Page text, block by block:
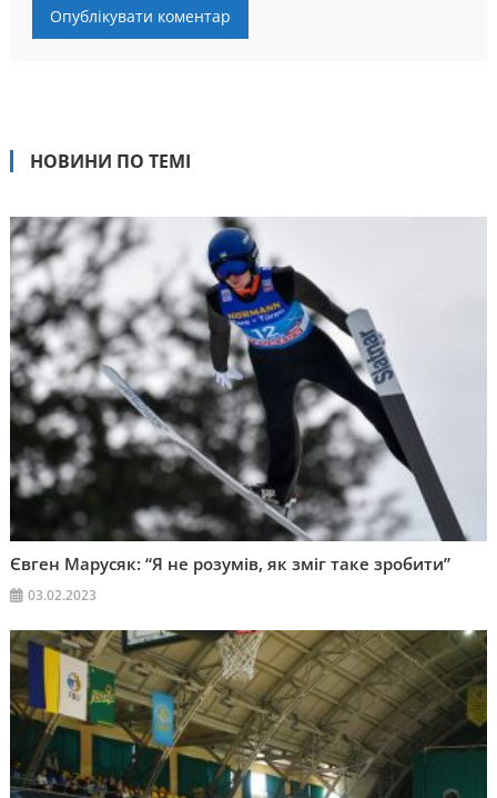
НОВИНИ ПО ТЕМІ
Євген Марусяк: “Я не розумів, як зміг таке зробити”
03.02.2023